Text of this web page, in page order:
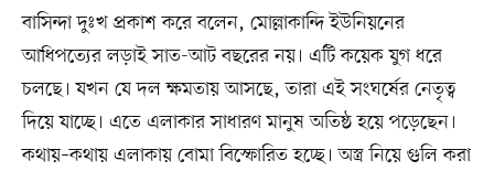
বাসিন্দা দুঃখ প্রকাশ করে বলেন, মোল্লাকান্দি ইউনিয়নের
আধিপত্যের লড়াই সাত-আট বছরের নয়। এটি কয়েক যুগ ধরে
চলছে। যখন যে দল ক্ষমতায় আসছে, তারা এই সংঘর্ষের নেতৃত্ব
দিয়ে যাচ্ছে। এতে এলাকার সাধারণ মানুষ অতিষ্ঠ হয়ে পড়েছেন।
কথায়–কথায় এলাকায় বোমা বিস্ফোরিত হচ্ছে। অস্ত্র নিয়ে গুলি করা